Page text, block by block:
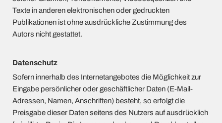
Texte in anderen elektronischen oder gedruckten
Publikationen ist ohne ausdrückliche Zustimmung des
Autors nicht gestattet.
Datenschutz
Sofern innerhalb des Internetangebotes die Möglichkeit zur
Eingabe persönlicher oder geschäftlicher Daten (E-Mail-
Adressen, Namen, Anschriften) besteht, so erfolgt die
Preisgabe dieser Daten seitens des Nutzers auf ausdrücklich